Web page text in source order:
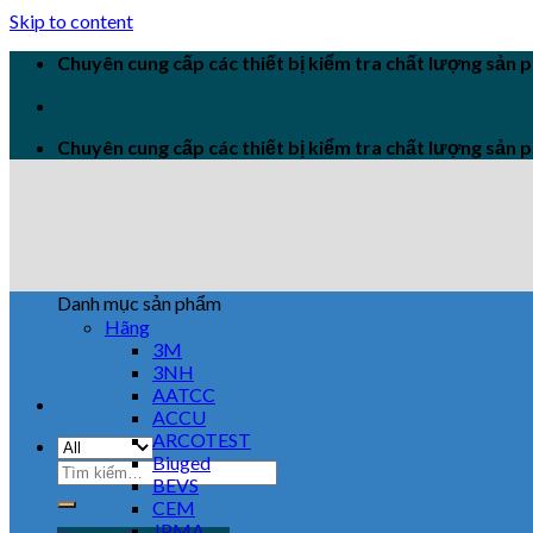
Skip to content
Chuyên cung cấp các thiết bị kiểm tra chất lượng sản
Chuyên cung cấp các thiết bị kiểm tra chất lượng sản
Danh mục sản phẩm
Hãng
3M
3NH
AATCC
ACCU
ARCOTEST
Biuged
BEVS
CEM